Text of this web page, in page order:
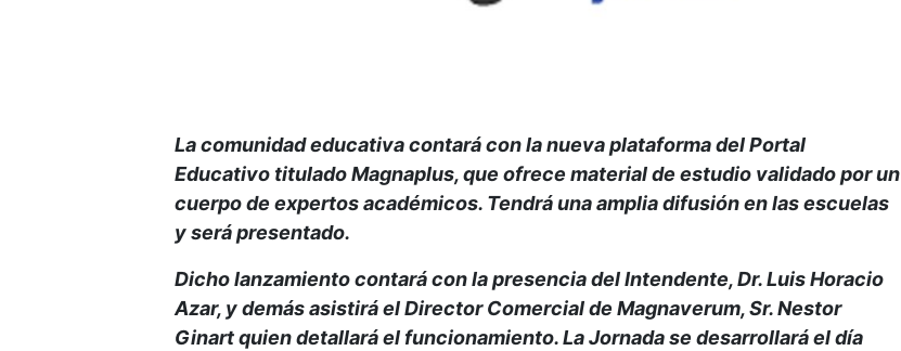
La comunidad educativa contará con la nueva plataforma del Portal
Educativo titulado Magnaplus, que ofrece material de estudio validado por un
cuerpo de expertos académicos. Tendrá una amplia difusión en las escuelas
y será presentado.
Dicho lanzamiento contará con la presencia del Intendente, Dr. Luis Horacio
Azar, y demás asistirá el Director Comercial de Magnaverum, Sr. Nestor
Ginart quien detallará el funcionamiento. La Jornada se desarrollará el día